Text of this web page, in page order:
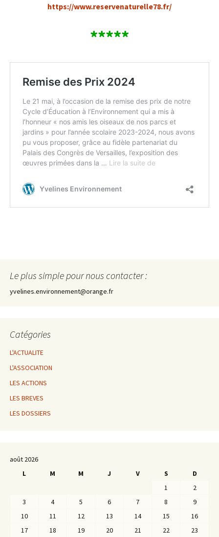
https://www.reservenaturelle78.fr/
*****
Le plus simple pour nous contacter :
yvelines.environnement@orange.fr
Catégories
L'ACTUALITE
L'ASSOCIATION
LES ACTIONS
LES BREVES
LES DOSSIERS
août 2026
L
M M J V S
D
1
2
3
4 5 6 7 8
9
10
11 12 13 14 15
16
17
18 19 20 21 22 23